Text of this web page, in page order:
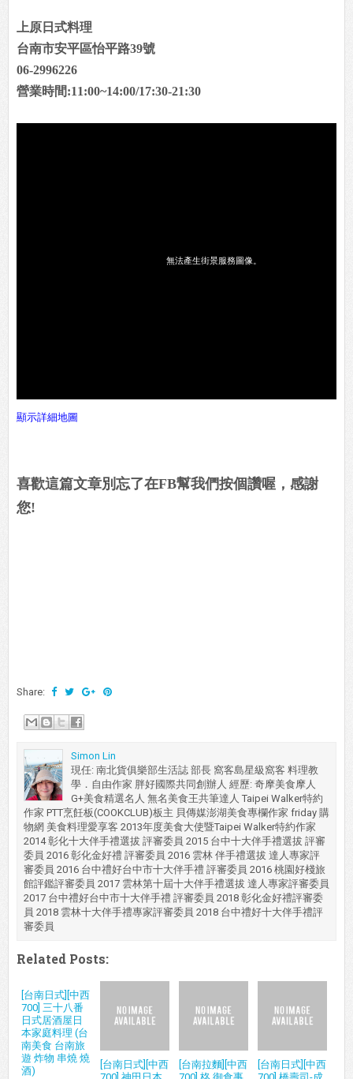
上原日式料理
台南市安平區怡平路39號
06-2996226
營業時間:11:00~14:00/17:30-21:30
顯示詳細地圖
喜歡這篇文章別忘了在FB幫我們按個讚喔，感謝
您!
Share:
Simon Lin
現任: 南北貨俱樂部生活誌 部長 窩客島星級窩客 料理教
學．自由作家 胖好國際共同創辦人 經歷: 奇摩美食摩人
G+美食精選名人 無名美食王共筆達人 Taipei Walker特約
作家 PTT烹飪板(COOKCLUB)板主 貝傳媒澎湖美食專欄作家 friday 購
物網 美食料理愛享客 2013年度美食大使暨Taipei Walker特約作家
2014 彰化十大伴手禮選拔 評審委員 2015 台中十大伴手禮選拔 評審
委員 2016 彰化金好禮 評審委員 2016 雲林 伴手禮選拔 達人專家評
審委員 2016 台中禮好台中市十大伴手禮 評審委員 2016 桃園好棧旅
館評鑑評審委員 2017 雲林第十屆十大伴手禮選拔 達人專家評審委員
2017 台中禮好台中市十大伴手禮 評審委員 2018 彰化金好禮評審委
員 2018 雲林十大伴手禮專家評審委員 2018 台中禮好十大伴手禮評
審委員
Related Posts:
[台南日式][中西
700] 三十八番
日式居酒屋日
本家庭料理 (台
南美食 台南旅
遊 炸物 串燒 燒
酒)
[台南日式][中西
700] 神田日本
[台南拉麵][中西
700] 柊 御食事
[台南日式][中西
700] 橋壽司-成